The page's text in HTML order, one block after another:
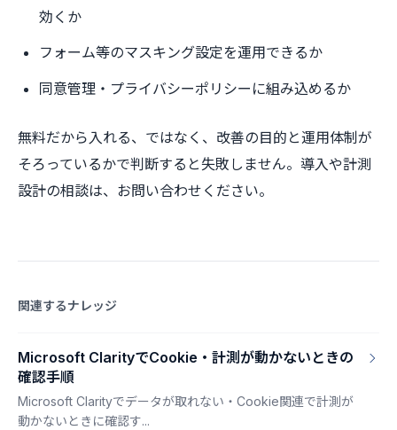
効くか
フォーム等のマスキング設定を運用できるか
同意管理・プライバシーポリシーに組み込めるか
無料だから入れる、ではなく、改善の目的と運用体制が
そろっているかで判断すると失敗しません。導入や計測
設計の相談は、お問い合わせください。
関連するナレッジ
Microsoft ClarityでCookie・計測が動かないときの
確認手順
Microsoft Clarityでデータが取れない・Cookie関連で計測が
動かないときに確認す...